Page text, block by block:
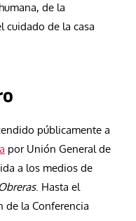
de la
cuidado de la casa
públicamente a
por Unión General de
a los medios de
. Hasta el
de la Conferencia